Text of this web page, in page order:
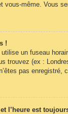
vous-même. Vous
!
utilise un fuseau
trouvez (ex :
pas enregistré,
l’heure est